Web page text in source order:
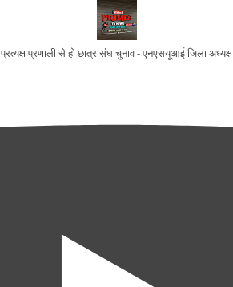
प्रत्यक्ष प्रणाली से हो छात्र संघ चुनाव - एनएसयूआई जिला अध्यक्ष